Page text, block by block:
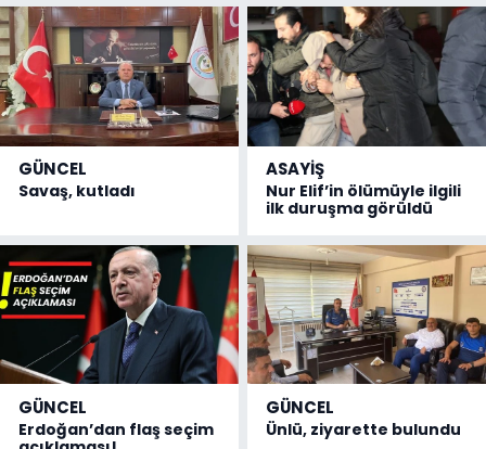
GÜNCEL
Savaş, kutladı
ASAYİŞ
Nur Elif’in ölümüyle ilgili
ilk duruşma görüldü
GÜNCEL
Erdoğan’dan flaş seçim
GÜNCEL
Ünlü, ziyarette bulundu